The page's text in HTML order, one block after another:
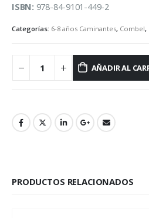
ISBN: 978-84-9101-449-2
Categorías: 6-8 años Caminantes, Combel,
AÑADIR AL
PRODUCTOS RELACIONADOS